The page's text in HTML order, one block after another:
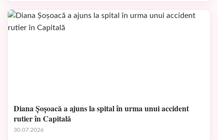
Diana Șoșoacă a ajuns la spital în urma unui accident
rutier în Capitală
30.07.2026